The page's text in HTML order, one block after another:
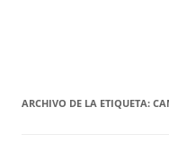
ARCHIVO DE LA ETIQUETA: